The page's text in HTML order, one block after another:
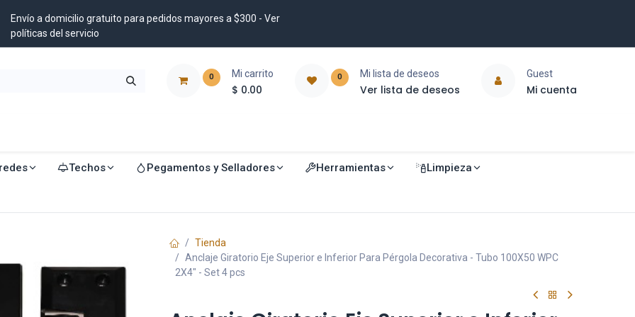
Envío a domicilio gratuito para pedidos mayores a $300 - Ver
políticas del servicio
0 Mi carrito
$ 0.00
0 Mi lista de deseos
Ver lista de deseos
Guest
Mi cuenta
Techos Pegamentos y Selladores Herramientas Limpieza
Tienda
Anclaje Giratorio Eje Superior e Inferior Para Pérgola Decorativa - Tubo 100X50 WPC
2X4" - Set 4 pcs